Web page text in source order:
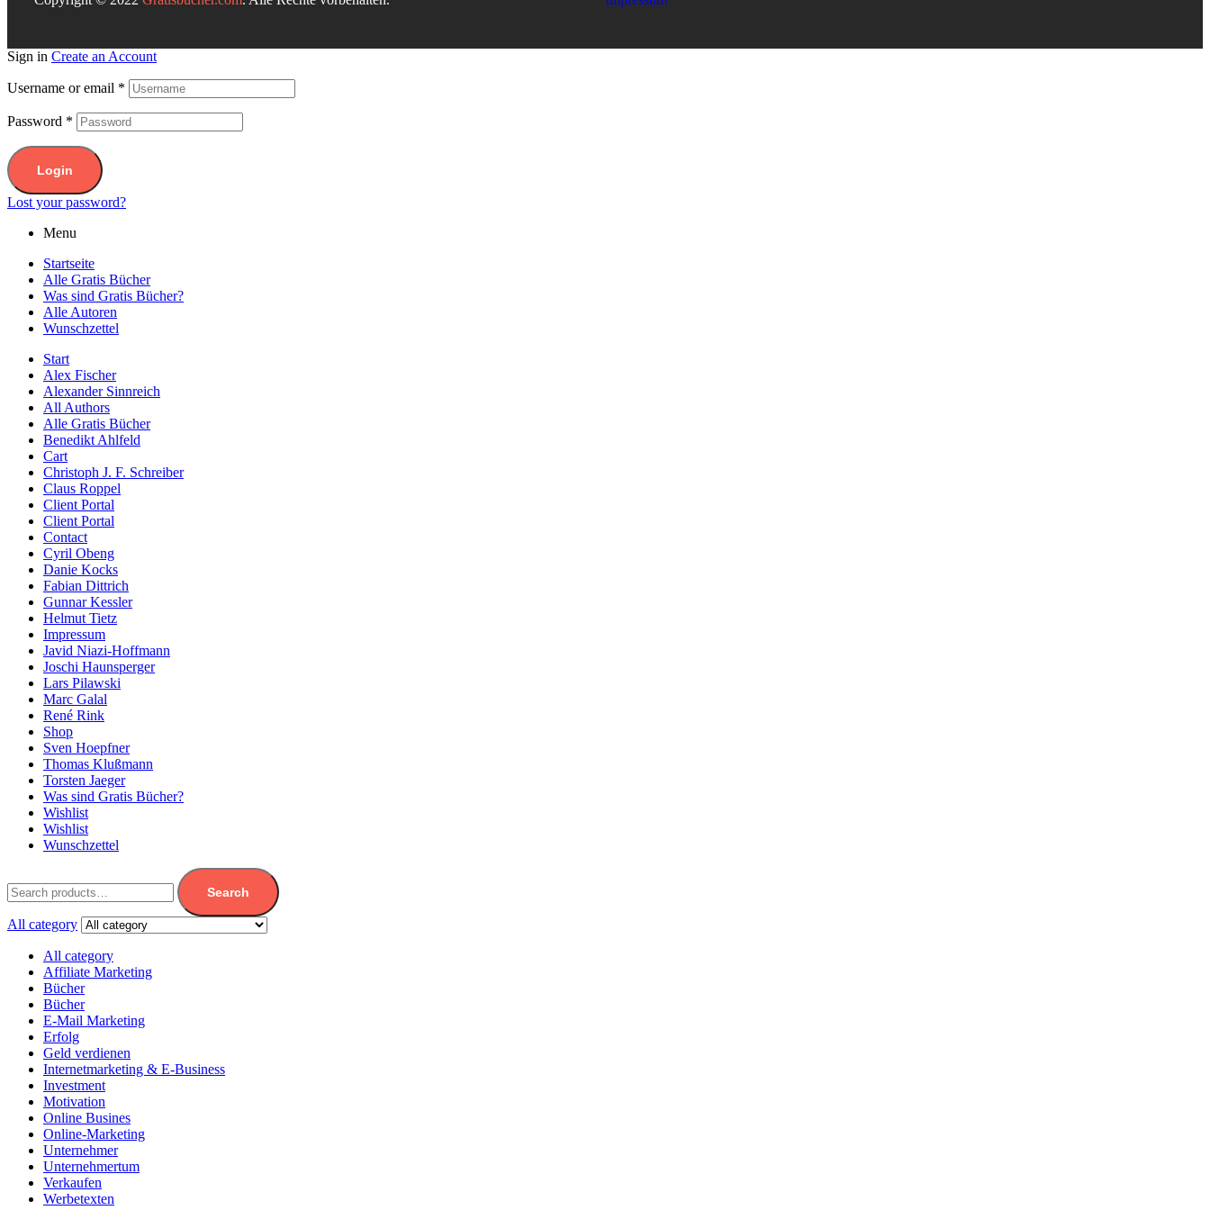
Sign in Create an Account
Username or email *
Password *
Login
Lost your password?
Menu
Startseite
Alle Gratis Bücher
Was sind Gratis Bücher?
Alle Autoren
Wunschzettel
Start
Alex Fischer
Alexander Sinnreich
All Authors
Alle Gratis Bücher
Benedikt Ahlfeld
Cart
Christoph J. F. Schreiber
Claus Roppel
Client Portal
Client Portal
Contact
Cyril Obeng
Danie Kocks
Fabian Dittrich
Gunnar Kessler
Helmut Tietz
Impressum
Javid Niazi-Hoffmann
Joschi Haunsperger
Lars Pilawski
Marc Galal
René Rink
Shop
Sven Hoepfner
Thomas Klußmann
Torsten Jaeger
Was sind Gratis Bücher?
Wishlist
Wishlist
Wunschzettel
Search
All category
All category
Affiliate Marketing
Bücher
Bücher
E-Mail Marketing
Erfolg
Geld verdienen
Internet­marketing & E-Business
Investment
Motivation
Online Busines
Online-Marketing
Unternehmer
Unternehmertum
Verkaufen
Werbetexten